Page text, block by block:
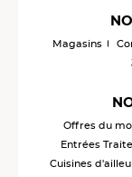
Magasins
Offres du
Entrées
Cuisines